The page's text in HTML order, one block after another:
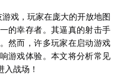
游戏，玩家在庞大的开放地图
的幸存者。其逼真的射击手
然而，许多玩家在启动游戏
游戏体验。本文将分析常见
战场！